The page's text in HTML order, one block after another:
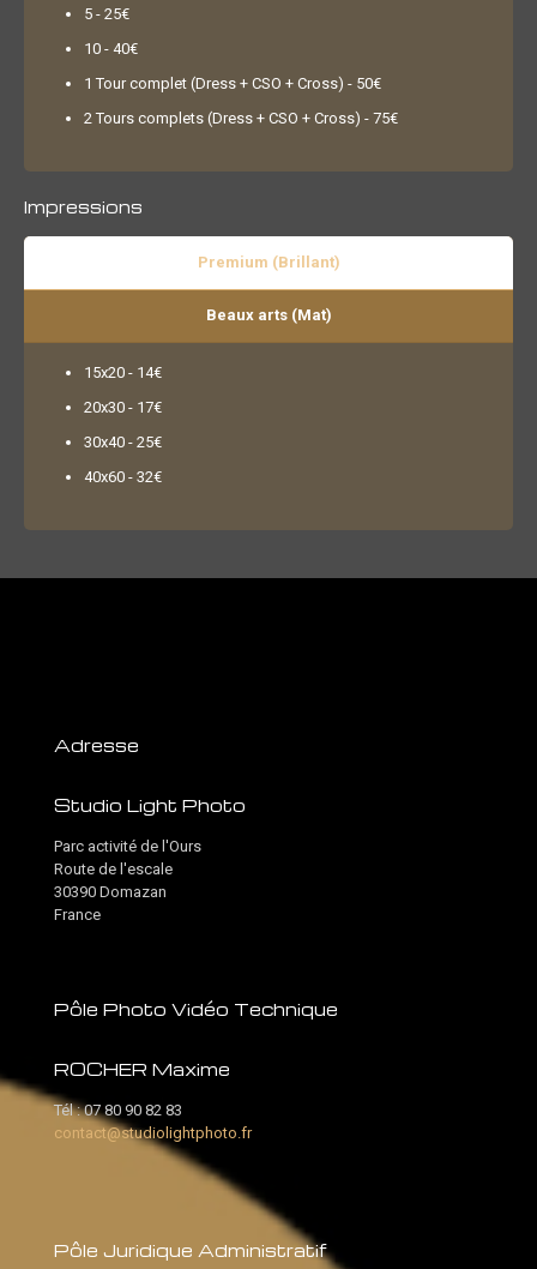
5 - 25€
10 - 40€
1 Tour complet (Dress + CSO + Cross) - 50€
2 Tours complets (Dress + CSO + Cross) - 75€
Impressions
Premium (Brillant)
Beaux arts (Mat)
15x20 - 14€
20x30 - 17€
30x40 - 25€
40x60 - 32€
Adresse
Studio Light Photo
Parc activité de l'Ours
Route de l'escale
30390 Domazan
France
Pôle Photo Vidéo Technique
ROCHER Maxime
Tél :07 80 90 82 83
contact@studiolightphoto.fr
Pôle Juridique Administratif